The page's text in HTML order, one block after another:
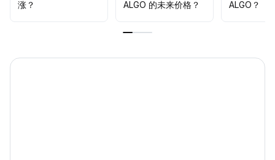
涨？
ALGO 的未来价格？
ALGO？